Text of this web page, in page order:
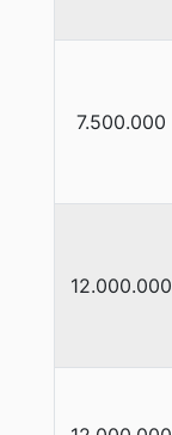
7.500.000
12.000.000